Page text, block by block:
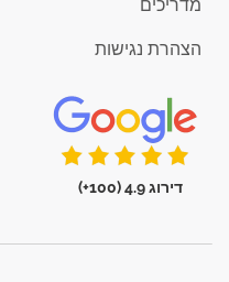
מדריכים
הצהרת נגישות
דירוג 4.9 (100+)